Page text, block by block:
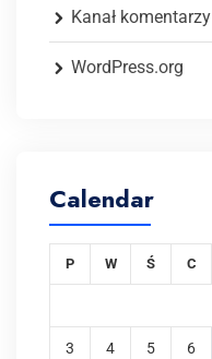
Kanał komentarzy
WordPress.org
Calendar
P W Ś C
3 4 5 6